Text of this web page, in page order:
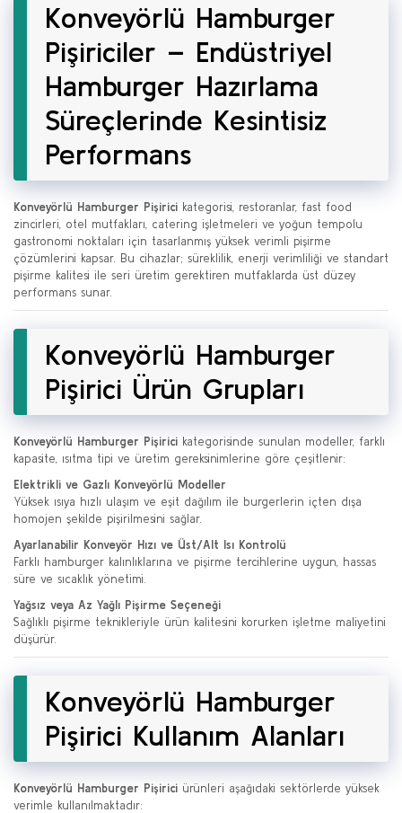
Konveyörlü Hamburger
Pişiriciler – Endüstriyel
Hamburger Hazırlama
Süreçlerinde Kesintisiz
Performans
Konveyörlü Hamburger Pişirici kategorisi, restoranlar, fast food
zincirleri, otel mutfakları, catering işletmeleri ve yoğun tempolu
gastronomi noktaları için tasarlanmış yüksek verimli pişirme
çözümlerini kapsar. Bu cihazlar; süreklilik, enerji verimliliği ve standart
pişirme kalitesi ile seri üretim gerektiren mutfaklarda üst düzey
performans sunar.
Konveyörlü Hamburger
Pişirici Ürün Grupları
Konveyörlü Hamburger Pişirici kategorisinde sunulan modeller, farklı
kapasite, ısıtma tipi ve üretim gereksinimlerine göre çeşitlenir:
Elektrikli ve Gazlı Konveyörlü Modeller
Yüksek ısıya hızlı ulaşım ve eşit dağılım ile burgerlerin içten dışa
homojen şekilde pişirilmesini sağlar.
Ayarlanabilir Konveyör Hızı ve Üst/Alt Isı Kontrolü
Farklı hamburger kalınlıklarına ve pişirme tercihlerine uygun, hassas
süre ve sıcaklık yönetimi.
Yağsız veya Az Yağlı Pişirme Seçeneği
Sağlıklı pişirme teknikleriyle ürün kalitesini korurken işletme maliyetini
düşürür.
Konveyörlü Hamburger
Pişirici Kullanım Alanları
Konveyörlü Hamburger Pişirici ürünleri aşağıdaki sektörlerde yüksek
verimle kullanılmaktadır: